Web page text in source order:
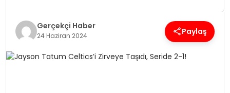
SAĞLIK
Gerçekçi Haber
24 Haziran 2024 Paylaş